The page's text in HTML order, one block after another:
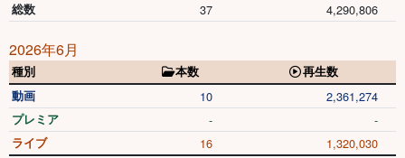
総数 37 4,290,806
2026年6月
種別 本数
再生数
動画
10 2,361,274
プレミア - -
ライブ 16 1,320,030